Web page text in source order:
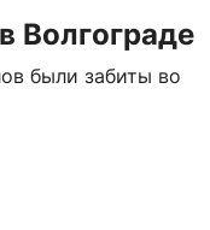
Волгограде
были забиты во